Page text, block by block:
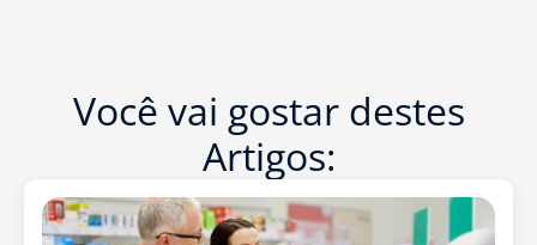
Você vai gostar destes
Artigos: